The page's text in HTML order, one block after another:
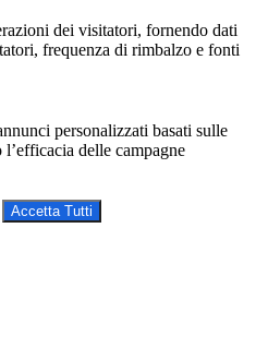
dei visitatori, fornendo dati
frequenza di rimbalzo e fonti
personalizzati basati sulle
delle campagne
Accetta Tutti